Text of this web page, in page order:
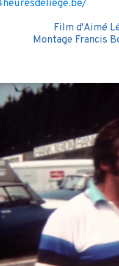
Film d'Aimé
Montage Francis